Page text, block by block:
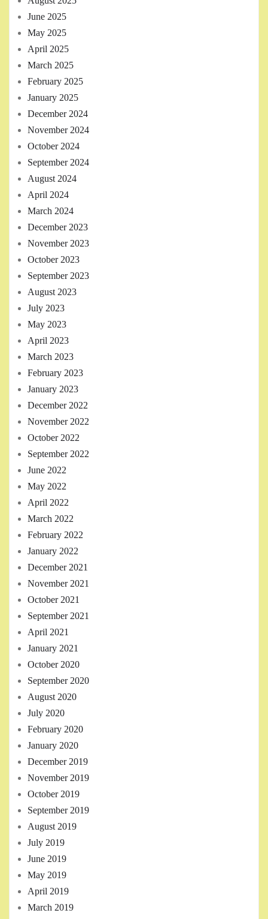
June 2025
May 2025
April 2025
March 2025
February 2025
January 2025
December 2024
November 2024
October 2024
September 2024
August 2024
April 2024
March 2024
December 2023
November 2023
October 2023
September 2023
August 2023
July 2023
May 2023
April 2023
March 2023
February 2023
January 2023
December 2022
November 2022
October 2022
September 2022
June 2022
May 2022
April 2022
March 2022
February 2022
January 2022
December 2021
November 2021
October 2021
September 2021
April 2021
January 2021
October 2020
September 2020
August 2020
July 2020
February 2020
January 2020
December 2019
November 2019
October 2019
September 2019
August 2019
July 2019
June 2019
May 2019
April 2019
March 2019